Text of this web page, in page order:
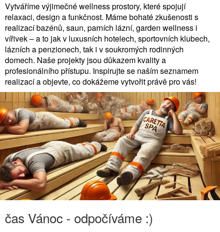
Vytváříme výjimečné wellness prostory, které spojují
relaxaci, design a funkčnost. Máme bohaté zkušenosti s
realizací bazénů, saun, parních lázní, garden wellness i
vířivek – a to jak v luxusních hotelech, sportovních klubech,
lázních a penzionech, tak i v soukromých rodinných
domech. Naše projekty jsou důkazem kvality a
profesionálního přístupu. Inspirujte se naším seznamem
realizací a objevte, co dokážeme vytvořit právě pro vás!
čas Vánoc - odpočíváme :)